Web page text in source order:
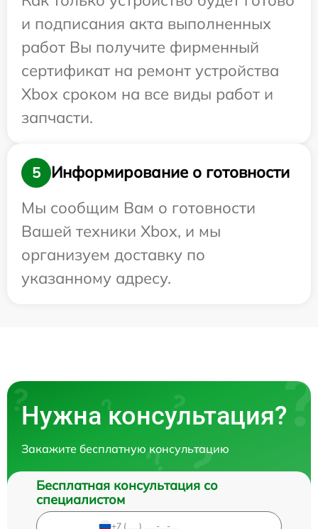
и подписания акта выполненных
работ Вы получите фирменный
сертификат на ремонт устройства
Xbox сроком на все виды работ и
запчасти.
5
Информирование о готовности
Мы сообщим Вам о готовности
Вашей техники Xbox, и мы
организуем доставку по
указанному адресу.
Нужна консультация?
Закажите бесплатную консультацию
Бесплатная консультация со
специалистом